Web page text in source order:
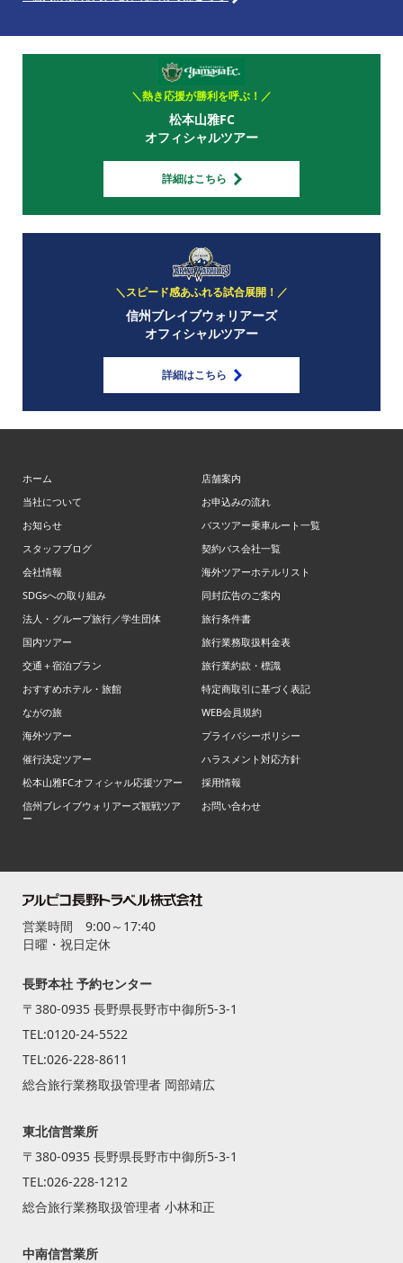
＼熱き応援が勝利を呼ぶ！／
松本山雅FC
オフィシャルツアー
詳細はこちら
＼スピード感あふれる試合展開！／
信州ブレイブウォリアーズ
オフィシャルツアー
詳細はこちら
ホーム
当社について
お知らせ
スタッフブログ
会社情報
SDGsへの取り組み
法人・グループ旅行／学生団体
国内ツアー
交通＋宿泊プラン
おすすめホテル・旅館
ながの旅
海外ツアー
催行決定ツアー
松本山雅FCオフィシャル応援ツアー
信州ブレイブウォリアーズ観戦ツア
ー
店舗案内
お申込みの流れ
バスツアー乗車ルート一覧
契約バス会社一覧
海外ツアーホテルリスト
同封広告のご案内
旅行条件書
旅行業務取扱料金表
旅行業約款・標識
特定商取引に基づく表記
WEB会員規約
プライバシーポリシー
ハラスメント対応方針
採用情報
お問い合わせ
営業時間 9:00～17:40
日曜・祝日定休
長野本社 予約センター
〒380-0935 長野県長野市中御所5-3-1
TEL:0120-24-5522
TEL:026-228-8611
総合旅行業務取扱管理者 岡部靖広
東北信営業所
〒380-0935 長野県長野市中御所5-3-1
TEL:026-228-1212
総合旅行業務取扱管理者 小林和正
中南信営業所